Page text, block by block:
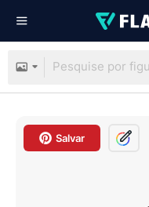
Salvar